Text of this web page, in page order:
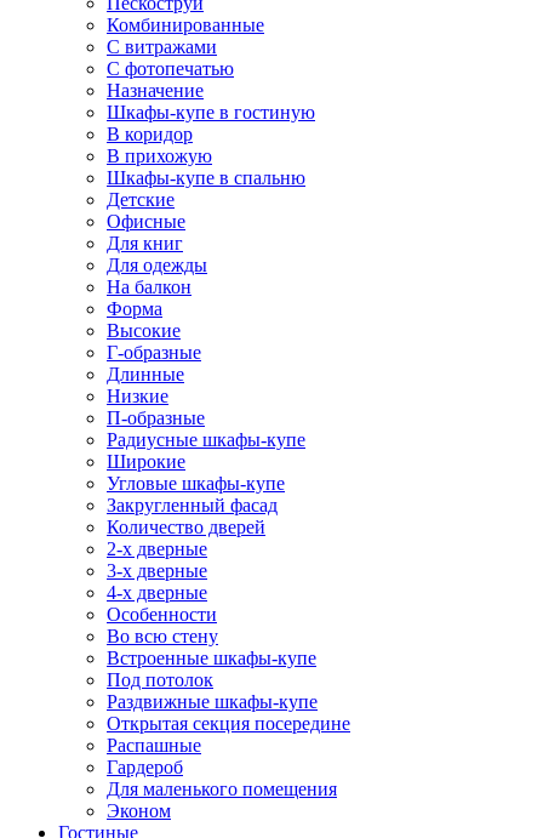
Комбинированные
С витражами
С фотопечатью
Назначение
Шкафы-купе в гостиную
В коридор
В прихожую
Шкафы-купе в спальню
Детские
Офисные
Для книг
Для одежды
На балкон
Форма
Высокие
Г-образные
Длинные
Низкие
П-образные
Радиусные шкафы-купе
Широкие
Угловые шкафы-купе
Закругленный фасад
Количество дверей
2-х дверные
3-х дверные
4-х дверные
Особенности
Во всю стену
Встроенные шкафы-купе
Под потолок
Раздвижные шкафы-купе
Открытая секция посередине
Распашные
Гардероб
Для маленького помещения
Эконом
Гостиные